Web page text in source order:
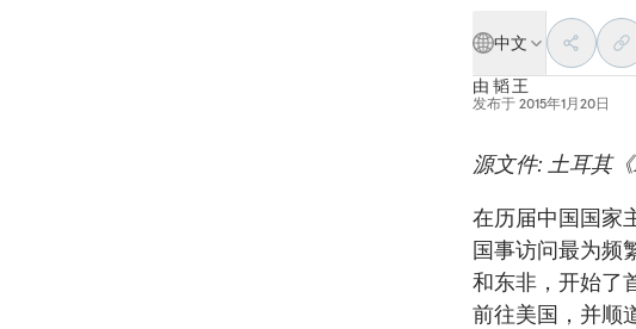
中文
由 韬 王
发布于 2015年1月20日
源文件: 土耳其
在历届中国国家
国事访问最为频
和东非，开始了
前往美国，并顺